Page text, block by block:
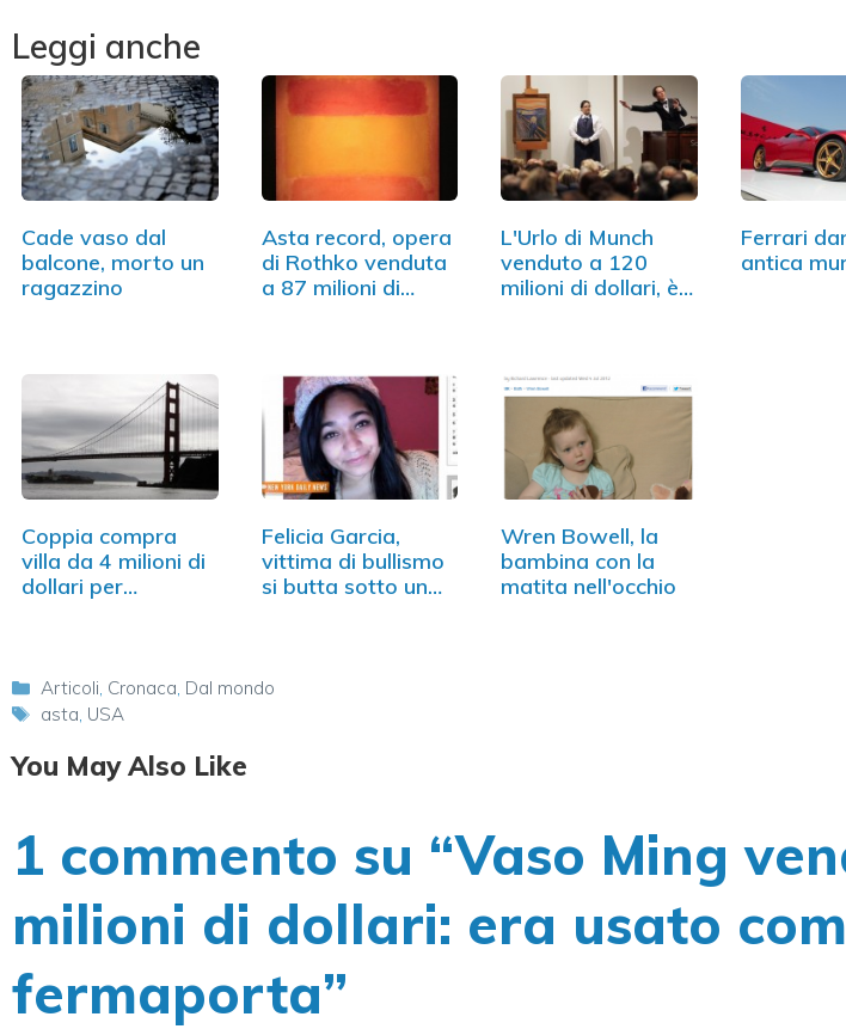
Leggi anche
Cade vaso dal
balcone, morto un
ragazzino
Asta record, opera
di Rothko venduta
a 87 milioni di
L'Urlo di Munch
venduto a 120
milioni di dollari, è
Ferrari
antica
Coppia compra
villa da 4 milioni di
dollari per
Felicia Garcia,
vittima di bullismo
si butta sotto un
Wren Bowell, la
bambina con la
matita nell'occhio
Categorie
Articoli, Cronaca, Dal mondo
Tag
asta, USA
You May Also Like
1 commento su “Vaso Ming
milioni di dollari: era usato
fermaporta”